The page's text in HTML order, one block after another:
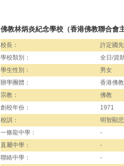
佛教林炳炎紀念學校（香港佛教聯合會
校長：
許定國
學校類別：
全日/資
學生性別：
男女
辦學團體：
香港佛
宗教：
佛教
創校年份：
1971
校訓：
明智顯悲
一條龍中學：
-
直屬中學：
-
聯絡中學：
-